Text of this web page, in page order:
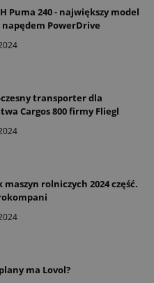
Puma 240 - największy model
napędem PowerDrive
transporter dla
Cargos 800 firmy Fliegl
maszyn rolniczych 2024 część.
ma Lovol?